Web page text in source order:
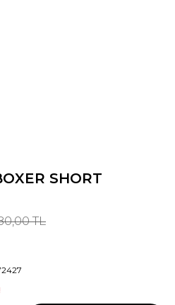
SHORT
TL